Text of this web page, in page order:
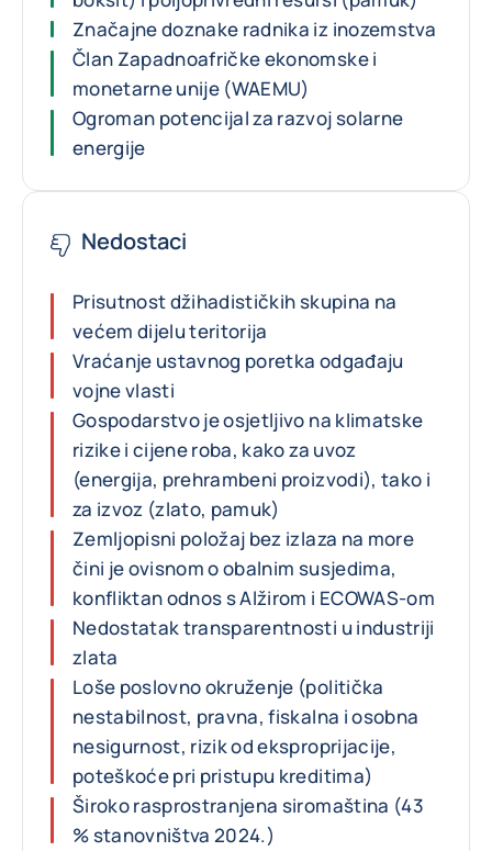
Značajne doznake radnika iz inozemstva
Član Zapadnoafričke ekonomske i
monetarne unije (WAEMU)
Ogroman potencijal za razvoj solarne
energije
Nedostaci
Prisutnost džihadističkih skupina na
većem dijelu teritorija
Vraćanje ustavnog poretka odgađaju
vojne vlasti
Gospodarstvo je osjetljivo na klimatske
rizike i cijene roba, kako za uvoz
(energija, prehrambeni proizvodi), tako i
za izvoz (zlato, pamuk)
Zemljopisni položaj bez izlaza na more
čini je ovisnom o obalnim susjedima,
konfliktan odnos s Alžirom i ECOWAS-om
Nedostatak transparentnosti u industriji
zlata
Loše poslovno okruženje (politička
nestabilnost, pravna, fiskalna i osobna
nesigurnost, rizik od eksproprijacije,
poteškoće pri pristupu kreditima)
Široko rasprostranjena siromaština (43
% stanovništva 2024.)